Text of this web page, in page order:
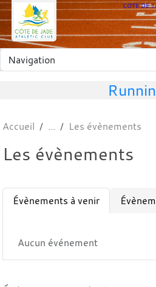
COTE DE
Accueil Les évènements
Les évènements
Évènements à venir
Aucun événement
Panneau de gestion des cookies